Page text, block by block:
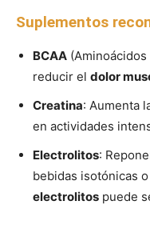
Suplementos
BCAA
reducir el dolor
Creatina: Aumenta
en actividades
Electrolitos:
bebidas isotónicas
electrolitos puede